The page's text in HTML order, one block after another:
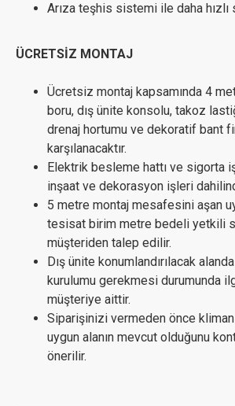
Arıza teşhis sistemi ile daha
ÜCRETSİZ MONTAJ
Ücretsiz montaj kapsamında 4
boru, dış ünite konsolu, takoz
drenaj hortumu ve dekoratif bant
karşılanacaktır.
Elektrik besleme hattı ve sigorta
inşaat ve dekorasyon işleri
5 metre montaj mesafesini aşan
tesisat birim metre bedeli yetkili
müşteriden talep edilir.
Dış ünite konumlandırılacak
kurulumu gerekmesi durumunda
müşteriye aittir.
Siparişinizi vermeden önce
uygun alanın mevcut olduğunu
önerilir.